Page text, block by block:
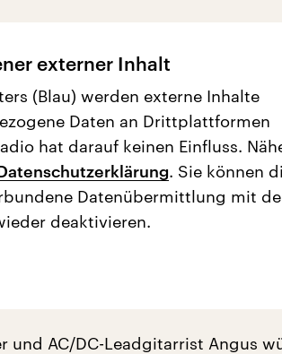
externer Inhalt
(Blau) werden externe Inhalte
Daten an Drittplattformen
hat darauf keinen Einfluss.
. Sie können
Datenübermittlung mit
deaktivieren.
und AC/DC-Leadgitarrist Angus